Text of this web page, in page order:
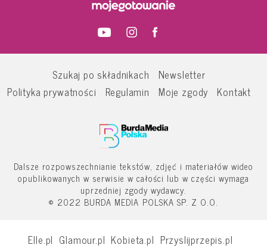
Szukaj po składnikach
Newsletter
Polityka prywatności
Regulamin Moje zgody Kontakt
Dalsze rozpowszechnianie tekstów, zdjęć i materiałów wideo
opublikowanych w serwisie w całości lub w części wymaga
uprzedniej zgody wydawcy.
© 2022 BURDA MEDIA POLSKA SP. Z O.O.
Elle.pl Glamour.pl Kobieta.pl Przyslijprzepis.pl